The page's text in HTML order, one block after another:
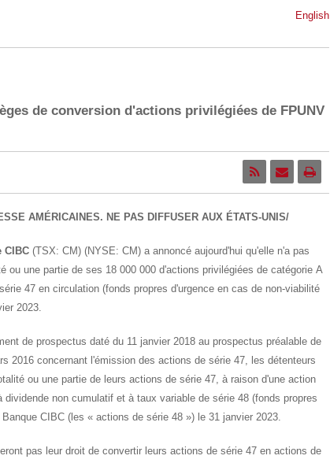
English
de conversion d'actions privilégiées de FPUNV
AMÉRICAINES. NE PAS DIFFUSER AUX ÉTATS-UNIS/
CIBC (TSX: CM) (NYSE: CM) a annoncé aujourd'hui qu'elle n'a pas
ou une partie de ses 18 000 000 d'actions privilégiées de catégorie A
47 en circulation (fonds propres d'urgence en cas de non-viabilité
2023.
de prospectus daté du 11 janvier 2018 au prospectus préalable de
2016 concernant l'émission des actions de série 47, les détenteurs
ou une partie de leurs actions de série 47, à raison d'une action
non cumulatif et à taux variable de série 48 (fonds propres
CIBC (les « actions de série 48 ») le 31 janvier 2023.
pas leur droit de convertir leurs actions de série 47 en actions de